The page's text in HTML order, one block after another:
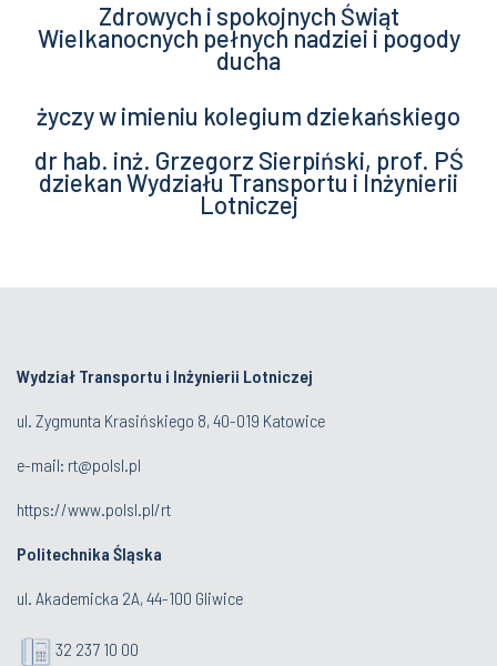
Zdrowych i spokojnych Świąt
Wielkanocnych pełnych nadziei i pogody
ducha
życzy w imieniu kolegium dziekańskiego
dr hab. inż. Grzegorz Sierpiński, prof. PŚ
dziekan Wydziału Transportu i Inżynierii
Lotniczej
Wydział Transportu i Inżynierii Lotniczej
ul. Zygmunta Krasińskiego 8, 40-019 Katowice
e-mail: rt@polsl.pl
https://www.polsl.pl/rt
Politechnika Śląska
ul. Akademicka 2A, 44-100 Gliwice
32 237 10 00